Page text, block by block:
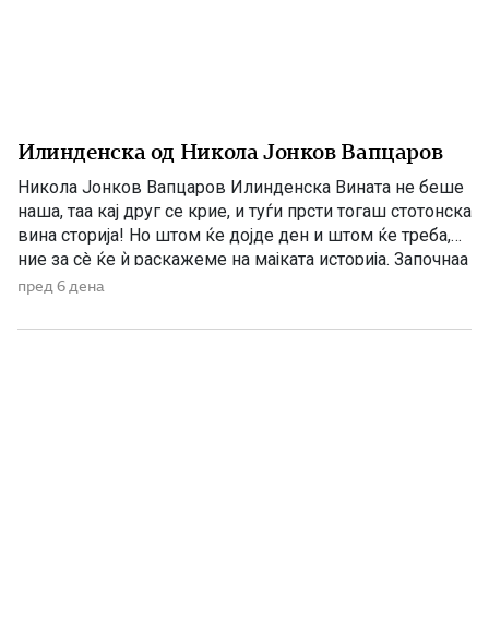
Илинденска од Никола Јонков Вапцаров
Никола Јонков Вапцаров Илинденска Вината не беше
наша, таа кај друг се крие, и туѓи прсти тогаш стотонска
вина сторија! Но штом ќе дојде ден и штом ќе треба,
ние за сè ќе ѝ раскажеме на мајката историја. Започнаа
со раце гнасни на народот во душа да му џбараат, но
пред 6 дена